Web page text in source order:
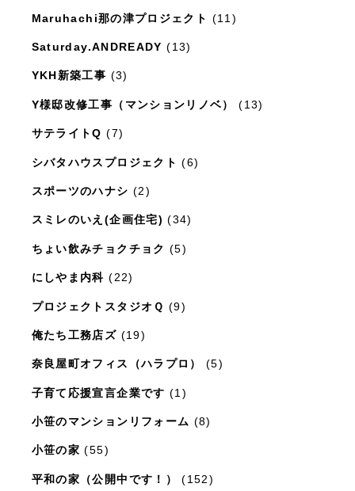
Maruhachi那の津プロジェクト (11)
Saturday.ANDREADY (13)
YKH新築工事 (3)
Y様邸改修工事（マンションリノベ） (13)
サテライトQ (7)
シバタハウスプロジェクト (6)
スポーツのハナシ (2)
スミレのいえ(企画住宅) (34)
ちょい飲みチョクチョク (5)
にしやま内科 (22)
プロジェクトスタジオＱ (9)
俺たち工務店ズ (19)
奈良屋町オフィス（ハラプロ） (5)
子育て応援宣言企業です (1)
小笹のマンションリフォーム (8)
小笹の家 (55)
平和の家（公開中です！） (152)